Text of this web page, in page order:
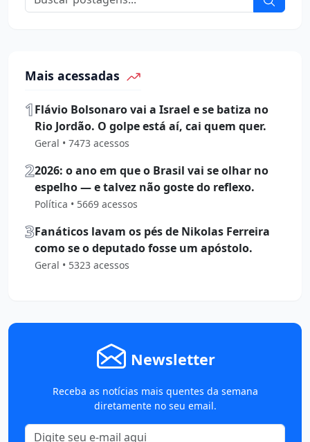
Mais acessadas
1Flávio Bolsonaro vai a Israel e se batiza no
Rio Jordão. O golpe está aí, cai quem quer.
Geral • 7473 acessos
22026: o ano em que o Brasil vai se olhar no
espelho — e talvez não goste do reflexo.
Política • 5669 acessos
3Fanáticos lavam os pés de Nikolas Ferreira
como se o deputado fosse um apóstolo.
Geral • 5323 acessos
Newsletter
Receba as notícias mais quentes da semana
diretamente no seu email.